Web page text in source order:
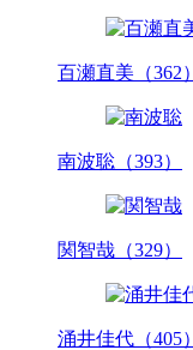
百瀬直美（362）
南波聡（393）
関智哉（329）
涌井佳代（405）